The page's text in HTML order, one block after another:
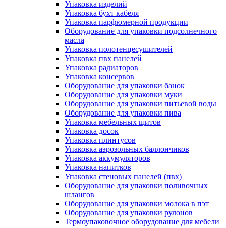
Упаковка изделий
Упаковка бухт кабеля
Упаковка парфюмерной продукции
Оборудование для упаковки подсолнечного
масла
Упаковка полотенцесушителей
Упаковка пвх панелей
Упаковка радиаторов
Упаковка консервов
Оборудование для упаковки банок
Оборудование для упаковки муки
Оборудование для упаковки питьевой воды
Оборудование для упаковки пива
Упаковка мебельных щитов
Упаковка досок
Упаковка плинтусов
Упаковка аэрозольных баллончиков
Упаковка аккумуляторов
Упаковка напитков
Упаковка стеновых панелей (пвх)
Оборудование для упаковки поливочных
шлангов
Оборудование для упаковки молока в пэт
Оборудование для упаковки рулонов
Термоупаковочное оборудование для мебели